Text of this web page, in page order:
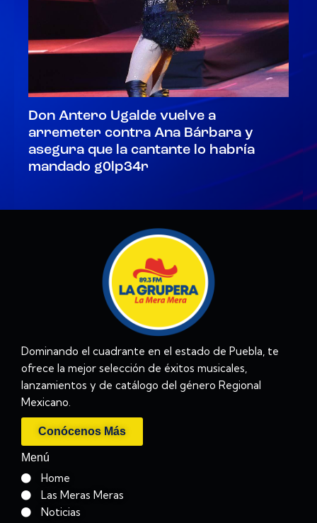
Don Antero Ugalde vuelve a
arremeter contra Ana Bárbara y
asegura que la cantante lo habría
mandado g0lp34r
Dominando el cuadrante en el estado de Puebla, te
ofrece la mejor selección de éxitos musicales,
lanzamientos y de catálogo del género Regional
Mexicano.
Conócenos Más
Menú
Home
Las Meras Meras
Noticias